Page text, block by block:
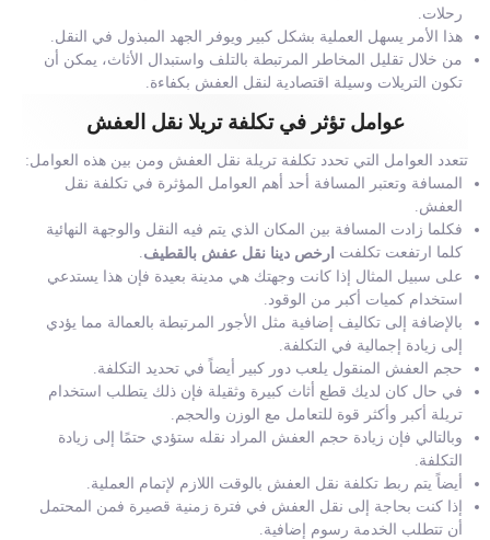
رحلات.
هذا الأمر يسهل العملية بشكل كبير ويوفر الجهد المبذول في النقل.
من خلال تقليل المخاطر المرتبطة بالتلف واستبدال الأثاث، يمكن أن
تكون التريلات وسيلة اقتصادية لنقل العفش بكفاءة.
عوامل تؤثر في تكلفة تريلا نقل العفش
تتعدد العوامل التي تحدد تكلفة تريلة نقل العفش ومن بين هذه العوامل:
المسافة وتعتبر المسافة أحد أهم العوامل المؤثرة في تكلفة نقل
العفش.
فكلما زادت المسافة بين المكان الذي يتم فيه النقل والوجهة النهائية
كلما ارتفعت تكلفت ارخص دينا نقل عفش بالقطيف
على سبيل المثال إذا كانت وجهتك هي مدينة بعيدة فإن هذا يستدعي
استخدام كميات أكبر من الوقود.
بالإضافة إلى تكاليف إضافية مثل الأجور المرتبطة بالعمالة مما يؤدي
إلى زيادة إجمالية في التكلفة.
حجم العفش المنقول يلعب دور كبير أيضاً في تحديد التكلفة.
في حال كان لديك قطع أثاث كبيرة وثقيلة فإن ذلك يتطلب استخدام
تريلة أكبر وأكثر قوة للتعامل مع الوزن والحجم.
وبالتالي فإن زيادة حجم العفش المراد نقله ستؤدي حتمًا إلى زيادة
التكلفة.
أيضاً يتم ربط تكلفة نقل العفش بالوقت اللازم لإتمام العملية.
إذا كنت بحاجة إلى نقل العفش في فترة زمنية قصيرة فمن المحتمل
أن تتطلب الخدمة رسوم إضافية.